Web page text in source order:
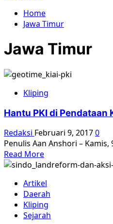
Home
Jawa Timur
Jawa Timur
Kliping
Hantu PKI di Pendataan
Redaksi Februari 9, 20170
Penulis Aan Anshori –
Read MoreRead
more
Hantu
PKI
di
Pendataan
Artikel
Daerah
Kliping
Sejarah